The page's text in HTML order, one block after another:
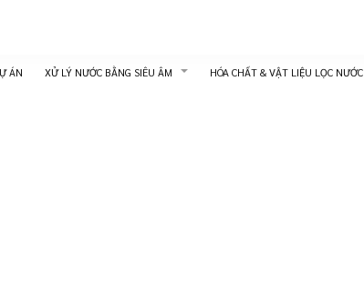
ÁN XỬ LÝ NƯỚC BẰNG SIÊU ÂM HÓA CHẤT & VẬT LIỆU LỌC NƯỚC